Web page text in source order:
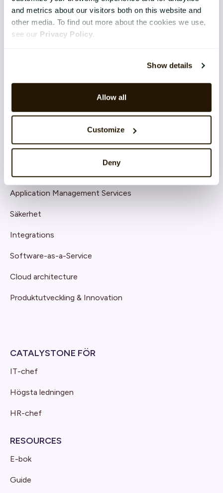
and metrics about our visitors both on this website and
other media. To find out more about the cookies we use,
see our Privacy Policy.
Show details
Allow all
Customize
Deny
Competence & Learning
Recruitment
TEKNIK & TJÄNSTER
Implementation
Application Management Services
Säkerhet
Integrations
Software-as-a-Service
Cloud architecture
Produktutveckling & Innovation
CATALYSTONE FÖR
IT-chef
Högsta ledningen
HR-chef
RESOURCES
E-bok
Guide